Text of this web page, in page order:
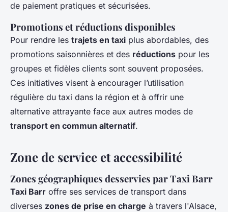
de paiement pratiques et sécurisées.
Promotions et réductions disponibles
Pour rendre les trajets en taxi plus abordables, des
promotions saisonnières et des réductions pour les
groupes et fidèles clients sont souvent proposées.
Ces initiatives visent à encourager l’utilisation
régulière du taxi dans la région et à offrir une
alternative attrayante face aux autres modes de
transport en commun alternatif.
Zone de service et accessibilité
Zones géographiques desservies par Taxi Barr
Taxi Barr offre ses services de transport dans
diverses zones de prise en charge à travers l'Alsace,